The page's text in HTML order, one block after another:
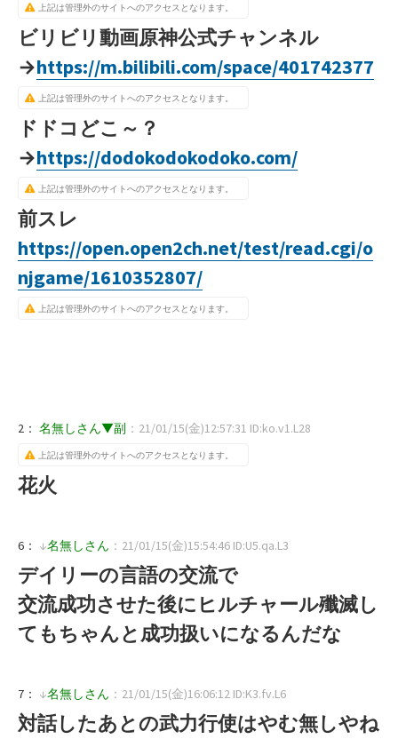
上記は管理外のサイトへのアクセスとなります。
ビリビリ動画原神公式チャンネル
→https://m.bilibili.com/space/401742377
上記は管理外のサイトへのアクセスとなります。
ドドコどこ～？
→https://dodokodokodoko.com/
上記は管理外のサイトへのアクセスとなります。
前スレ
https://open.open2ch.net/test/read.cgi/o
njgame/1610352807/
上記は管理外のサイトへのアクセスとなります。
2： 名無しさん▼副 ：21/01/15(金)12:57:31 ID:ko.v1.L28
上記は管理外のサイトへのアクセスとなります。
花火
6： ↓名無しさん ：21/01/15(金)15:54:46 ID:U5.qa.L3
デイリーの言語の交流で
交流成功させた後にヒルチャール殲滅し
てもちゃんと成功扱いになるんだな
7： ↓名無しさん ：21/01/15(金)16:06:12 ID:K3.fv.L6
対話したあとの武力行使はやむ無しやね